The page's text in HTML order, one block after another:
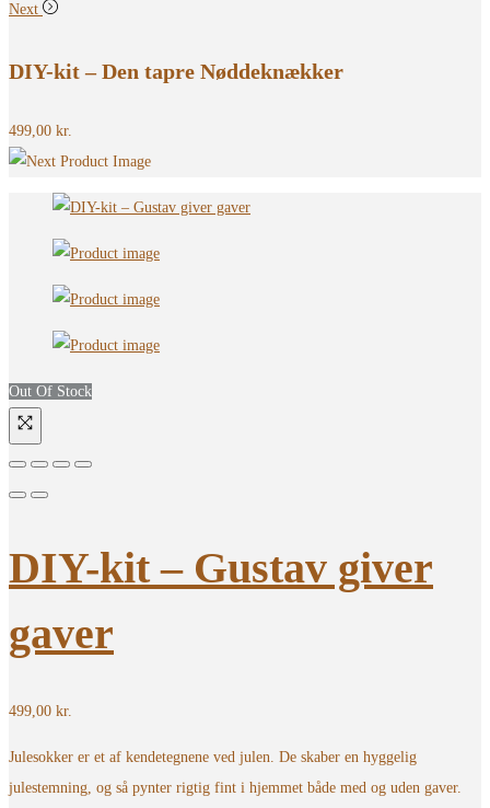
Next
DIY-kit – Den tapre Nøddeknækker
499,00 kr.
Out Of Stock
DIY-kit – Gustav giver
gaver
499,00 kr.
Julesokker er et af kendetegnene ved julen. De skaber en hyggelig
julestemning, og så pynter rigtig fint i hjemmet både med og uden gaver.